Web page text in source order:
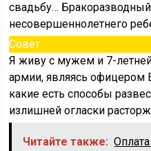
свадьбу…
несовершеннолетнего
Совет
Я живу с мужем и 7-
армии, являясь офицером
какие есть способы
излишней огласки
Читайте также: